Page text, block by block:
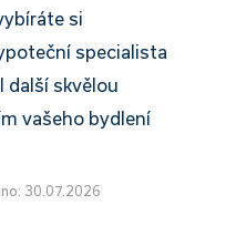
si
specialista
další skvělou
vašeho bydlení
30.07.2026